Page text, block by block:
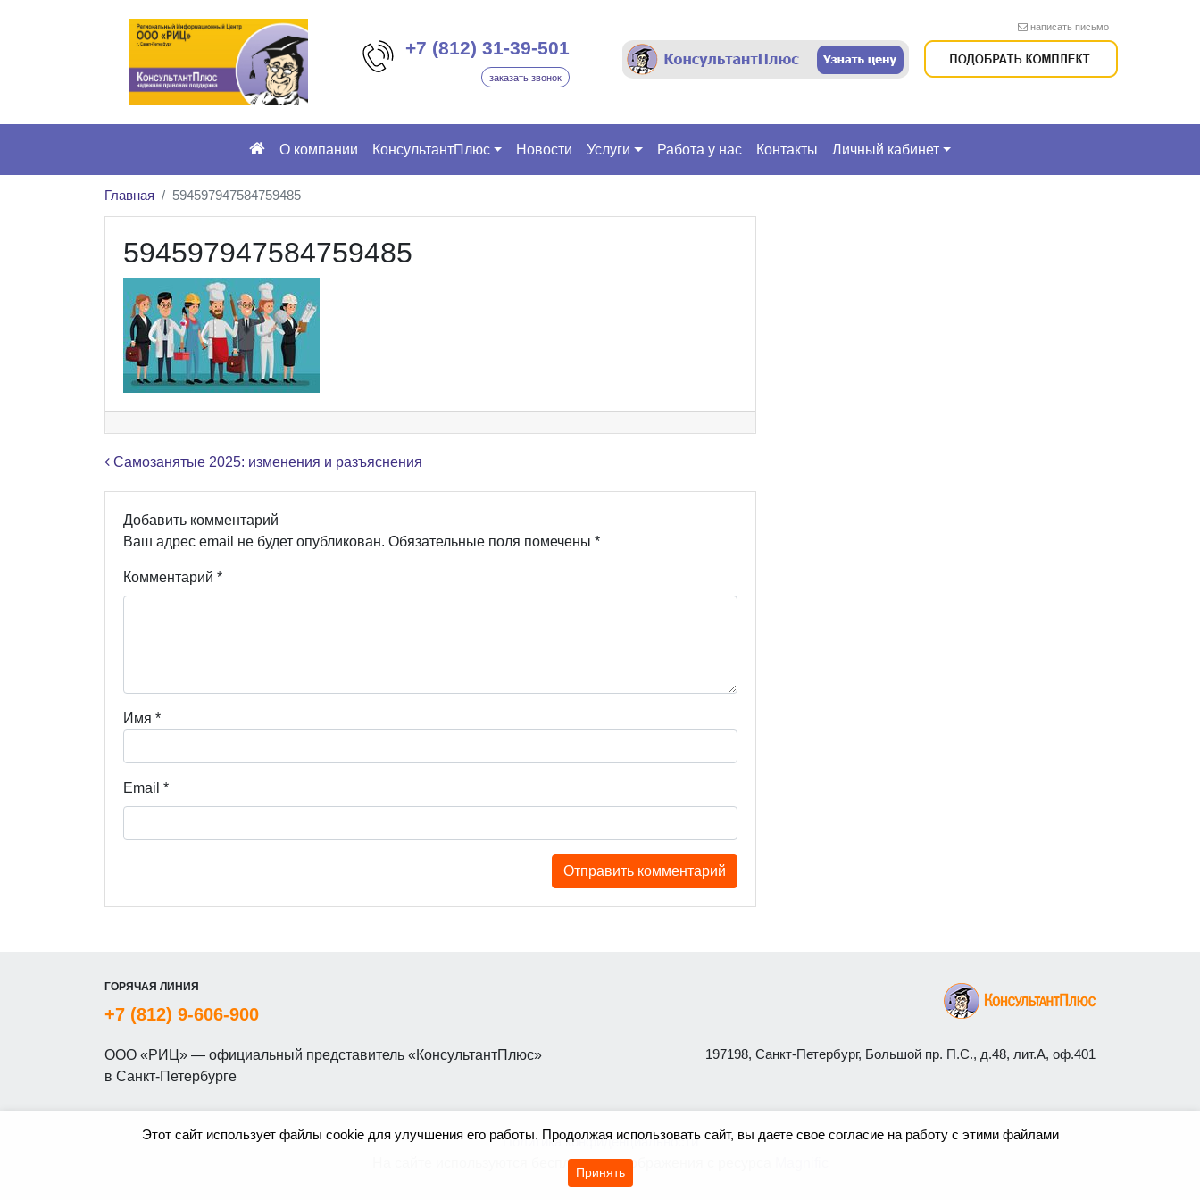
+7 (812) 31-39-501
заказать звонок
написать письмо
О компании КонсультантПлюс Новости Услуги Работа у нас Контакты Личный кабинет
Главная 594597947584759485
594597947584759485
Навигация по записям
Самозанятые 2025: изменения и разъяснения
Добавить комментарий
Ваш адрес email не будет опубликован. Обязательные поля помечены *
Комментарий *
Имя *
Email *
ГОРЯЧАЯ ЛИНИЯ
+7 (812) 9-606-900
ООО «РИЦ» — официальный представитель «КонсультантПлюс»
в Санкт-Петербурге
197198, Санкт-Петербург, Большой пр. П.С., д.48, лит.А, оф.401
Политика конфиденциальности
На сайте используются бесплатные изображения с ресурса
Этот сайт использует файлы cookie для улучшения его работы. Продолжая использовать сайт, вы даете свое согласие на работу с этими файлами
Принять